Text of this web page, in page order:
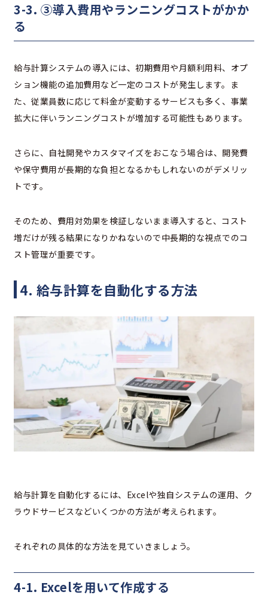
3-3. ③導入費用やランニングコストがかか
る
給与計算システムの導入には、初期費用や月額利用料、オプ
ション機能の追加費用など一定のコストが発生します。ま
た、従業員数に応じて料金が変動するサービスも多く、事業
拡大に伴いランニングコストが増加する可能性もあります。
さらに、自社開発やカスタマイズをおこなう場合は、開発費
や保守費用が長期的な負担となるかもしれないのがデメリッ
トです。
そのため、費用対効果を検証しないまま導入すると、コスト
増だけが残る結果になりかねないので中長期的な視点でのコ
スト管理が重要です。
4. 給与計算を自動化する方法
給与計算を自動化するには、Excelや独自システムの運用、ク
ラウドサービスなどいくつかの方法が考えられます。
それぞれの具体的な方法を見ていきましょう。
4-1. Excelを用いて作成する